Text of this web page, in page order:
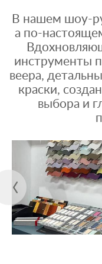
В нашем шоу-
а по-
инструменты
веера,
краски,
выбора и